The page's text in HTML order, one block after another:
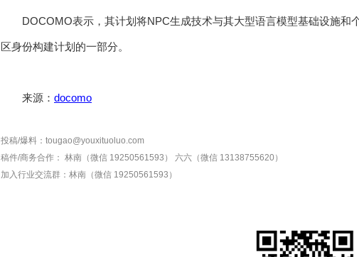
DOCOMO表示，其计划将NPC生成技术与其大型语言模型基础设施和
区身份构建计划的一部分。
来源： docomo
投稿/爆料：tougao@youxituoluo.com
稿件/商务合作： 林南（微信 19250561593）
六六（微信 13138755620）
加入行业交流群： 林南（微信 19250561593）